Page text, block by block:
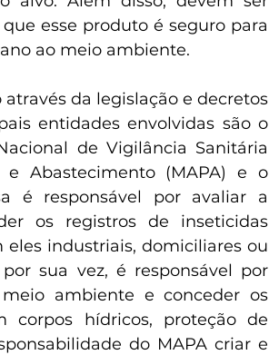
esse produto é seguro para
ao meio ambiente.
entidades envolvidas são o
de Vigilância Sanitária
Abastecimento (MAPA) e o
é responsável por avaliar a
os registros de inseticidas
industriais, domiciliares ou
sua vez, é responsável por
ambiente e conceder os
corpos hídricos, proteção de
do MAPA criar e